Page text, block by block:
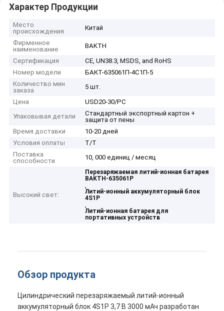
Характер Продукции
Место
происхождения
Китай
Фирменное
наименование
BAKTH
Сертификация
CE, UN38.3, MSDS, and RoHS
Номер модели
БАКТ-635061П-4С1П-5
Количество мин
заказа
5 шт.
Цена
USD20-30/PC
Упаковывая детали
Стандартный экспортный картон +
защита от пены
Время доставки
10-20 дней
Условия оплаты
Т/Т
Поставка
способности
10, 000 единиц / месяц
Высокий свет:
Перезаряжаемая литий-ионная батарея
BAKTH-635061P
,
Литий-ионный аккумуляторный блок
4S1P
,
Литий-ионная батарея для
портативных устройств
Обзор продукта
Цилиндрический перезаряжаемый литий-ионный
аккумуляторный блок 4S1P 3,7 В 3000 мАч разработан